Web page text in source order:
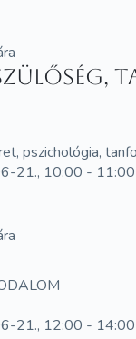
pszichológia,
21., 10:00 - 11:00
21., 12:00 - 14:00